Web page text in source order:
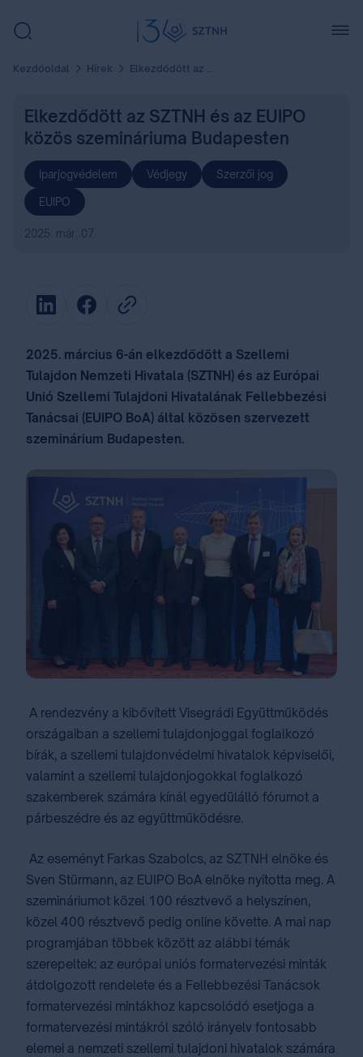
Kezdőoldal Hírek Elkezdődött az SZTNH és az EUIPO közös szemináriuma Budapesten
Elkezdődött az SZTNH és az EUIPO
közös szemináriuma Budapesten
Iparjogvédelem Védjegy Szerzői jog
EUIPO
2025. már. 07.
2025. március 6-án elkezdődött a Szellemi
Tulajdon Nemzeti Hivatala (SZTNH) és az Európai
Unió Szellemi Tulajdoni Hivatalának Fellebbezési
Tanácsai (EUIPO BoA) által közösen szervezett
szeminárium Budapesten.
A rendezvény a kibővített Visegrádi Együttműködés
országaiban a szellemi tulajdonjoggal foglalkozó
bírák, a szellemi tulajdonvédelmi hivatalok képviselői,
valamint a szellemi tulajdonjogokkal foglalkozó
szakemberek számára kínál egyedülálló fórumot a
párbeszédre és az együttműködésre.
Az eseményt Farkas Szabolcs, az SZTNH elnöke és
Sven Stürmann, az EUIPO BoA elnöke nyitotta meg. A
szemináriumot közel 100 résztvevő a helyszínen,
közel 400 résztvevő pedig online követte. A mai nap
programjában többek között az alábbi témák
szerepeltek: az európai uniós formatervezési minták
átdolgozott rendelete és a Fellebbezési Tanácsok
formatervezési mintákhoz kapcsolódó esetjoga a
formatervezési mintákról szóló irányelv fontosabb
elemei a nemzeti szellemi tulajdoni hivatalok számára